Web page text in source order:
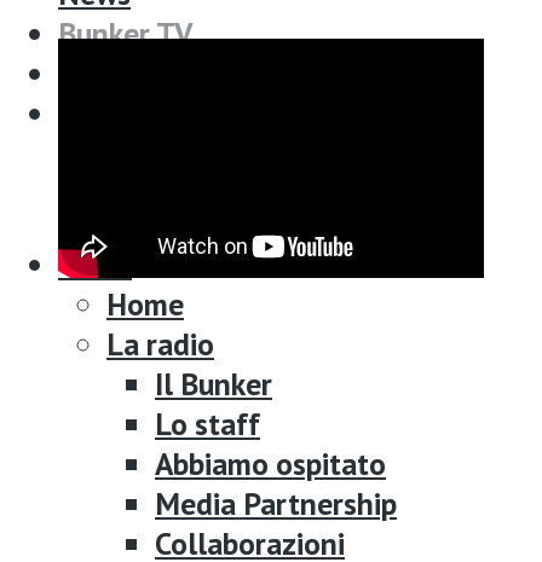
Contatti
Bunker TV
Menu
Home
La radio
Il Bunker
Lo staff
Abbiamo ospitato
Media Partnership
Collaborazioni